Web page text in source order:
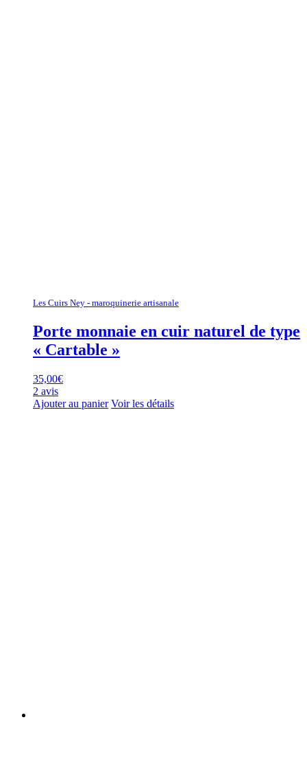
Les Cuirs Ney - maroquinerie artisanale
Porte monnaie en cuir naturel de type
« Cartable »
35,00€
2 avis
Ajouter au panier Voir les détails